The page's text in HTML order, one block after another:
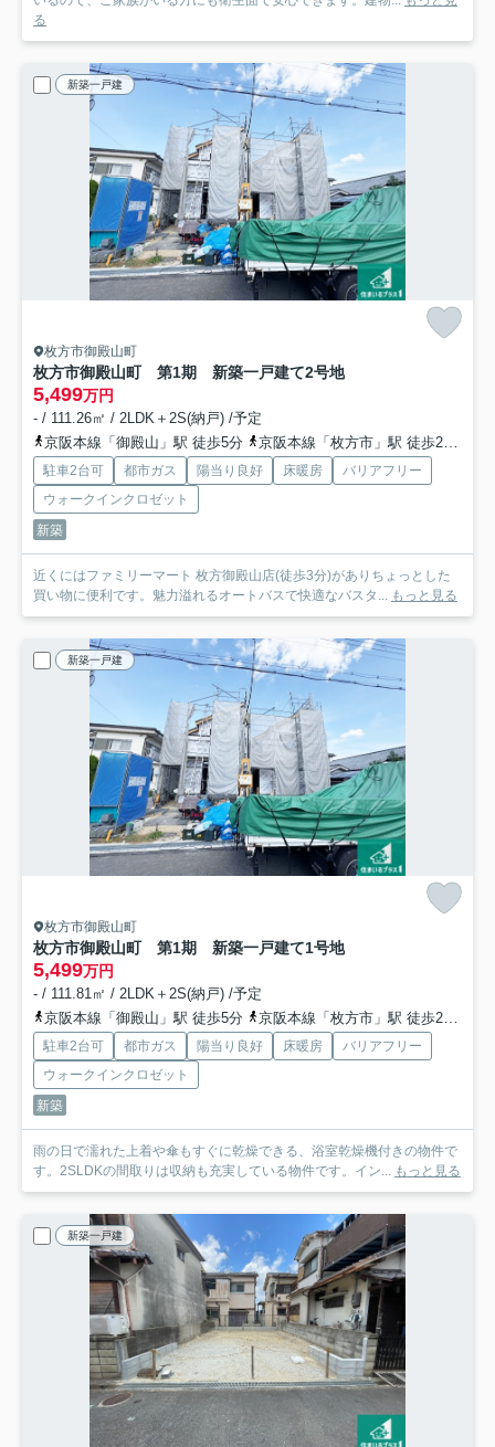
る
新築一戸建
枚方市御殿山町
枚方市御殿山町 第1期 新築一戸建て2号地
5,499万円
- / 111.26㎡ / 2LDK＋2S(納戸) /予定
京阪本線「御殿山」駅 徒歩5分
京阪本線「枚方市」駅 徒歩26分
駐車2台可 都市ガス 陽当り良好 床暖房
バリアフリー
ウォークインクロゼット
新築
近くにはファミリーマート 枚方御殿山店(徒歩3分)がありちょっとした
買い物に便利です。魅力溢れるオートバスで快適なバスタ... もっと見る
新築一戸建
枚方市御殿山町
枚方市御殿山町 第1期 新築一戸建て1号地
5,499万円
- / 111.81㎡ / 2LDK＋2S(納戸) /予定
京阪本線「御殿山」駅 徒歩5分
京阪本線「枚方市」駅 徒歩26分
駐車2台可 都市ガス 陽当り良好 床暖房
バリアフリー
ウォークインクロゼット
新築
雨の日で濡れた上着や傘もすぐに乾燥できる、浴室乾燥機付きの物件で
す。2SLDKの間取りは収納も充実している物件です。イン... もっと見る
新築一戸建